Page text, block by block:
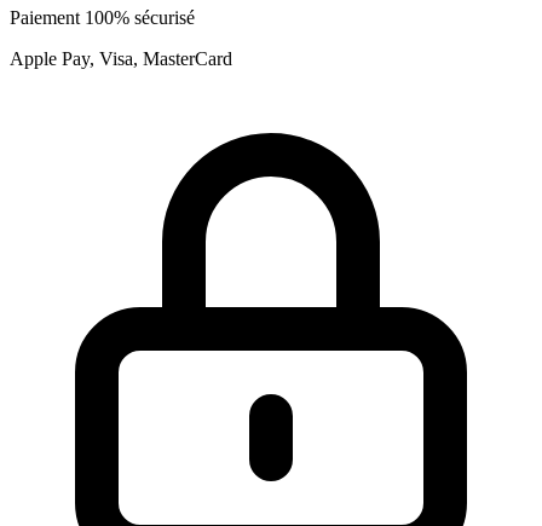
Paiement 100% sécurisé
Apple Pay, Visa, MasterCard